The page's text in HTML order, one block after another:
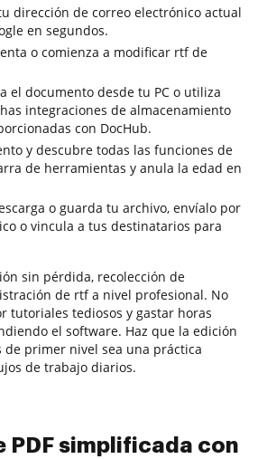
dirección de correo electrónico actual
en segundos.
o comienza a modificar rtf de
el documento desde tu PC o utiliza
integraciones de almacenamiento
con DocHub.
y descubre todas las funciones de
de herramientas y anula la edad en
o guarda tu archivo, envíalo por
o vincula a tus destinatarios para
sin pérdida, recolección de
de rtf a nivel profesional. No
tutoriales tediosos y gastar horas
el software. Haz que la edición
de primer nivel sea una práctica
de trabajo diarios.
PDF simplificada con